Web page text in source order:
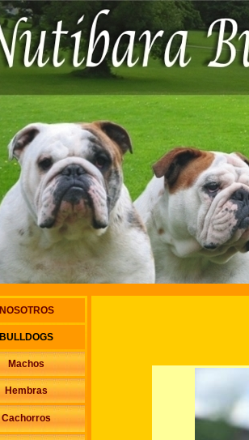
NOSOTROS
BULLDOGS
Machos
Hembras
Cachorros